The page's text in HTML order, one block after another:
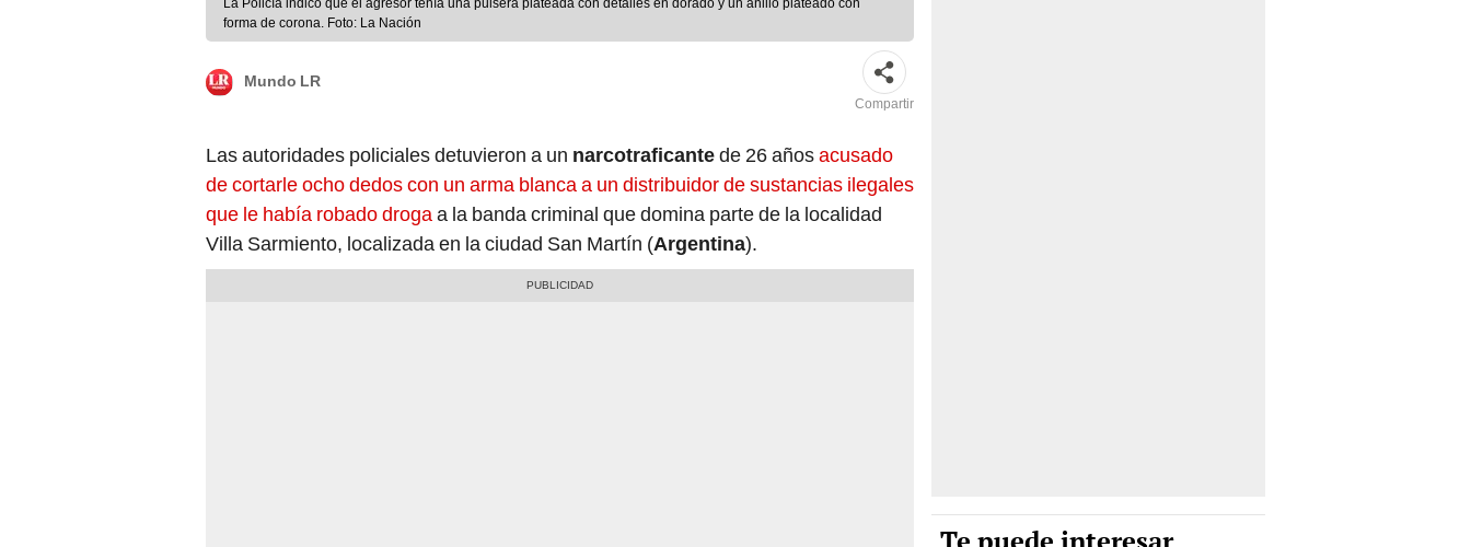
forma de corona. Foto: La Nación
Compartir
Las autoridades policiales detuvieron a un narcotraficante de 26 años
acusado
de cortarle ocho dedos con un arma blanca a un distribuidor de sustancias ilegales
que le había robado droga
a la banda criminal que domina parte de la localidad
Villa Sarmiento, localizada en la ciudad San Martín (Argentina ).
Te puede interesar